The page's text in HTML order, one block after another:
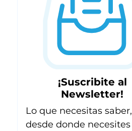
¡Suscribite al
Newsletter!
Lo que necesitas saber,
desde donde necesites